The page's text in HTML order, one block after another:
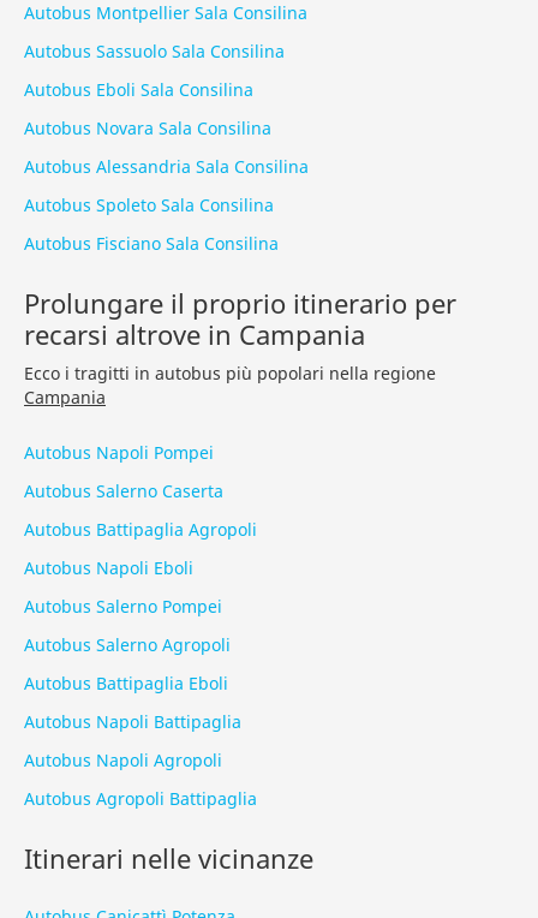
Autobus Montpellier Sala Consilina
Autobus Sassuolo Sala Consilina
Autobus Eboli Sala Consilina
Autobus Novara Sala Consilina
Autobus Alessandria Sala Consilina
Autobus Spoleto Sala Consilina
Autobus Fisciano Sala Consilina
Prolungare il proprio itinerario per
recarsi altrove in Campania
Ecco i tragitti in autobus più popolari nella regione
Campania
Autobus Napoli Pompei
Autobus Salerno Caserta
Autobus Battipaglia Agropoli
Autobus Napoli Eboli
Autobus Salerno Pompei
Autobus Salerno Agropoli
Autobus Battipaglia Eboli
Autobus Napoli Battipaglia
Autobus Napoli Agropoli
Autobus Agropoli Battipaglia
Itinerari nelle vicinanze